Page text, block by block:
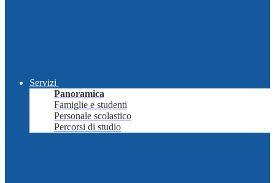
Servizi
Panoramica
Famiglie e studenti
Personale scolastico
Percorsi di studio